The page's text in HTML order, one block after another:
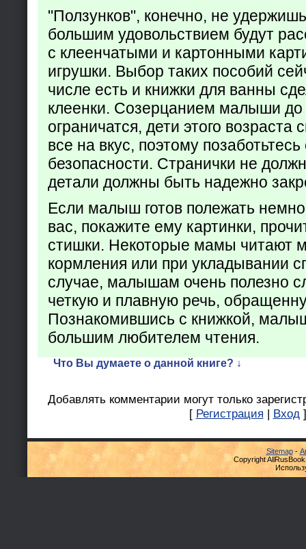
"Ползунков", конечно, не
большим удовольствием будут
с клеенчатыми и картонными
игрушки. Выбор таких пособий
числе есть и книжки для ванны
клеенки. Созерцанием малыши до
ограничатся, дети этого возраста
все на вкус, поэтому позаботьтесь
безопасности. Странички не
детали должны быть надежно
Если малыш готов полежать
вас, покажите ему картинки,
стишки. Некоторые мамы читают
кормления или при укладывании
случае, малышам очень полезно
четкую и плавную речь,
Познакомившись с книжкой,
большим любителем чтения.
Что Вы думаете о данной книге? ↓
Добавлять комментарии могут только
[ Регистрация | Вход ]
Sitemap-
Copyright